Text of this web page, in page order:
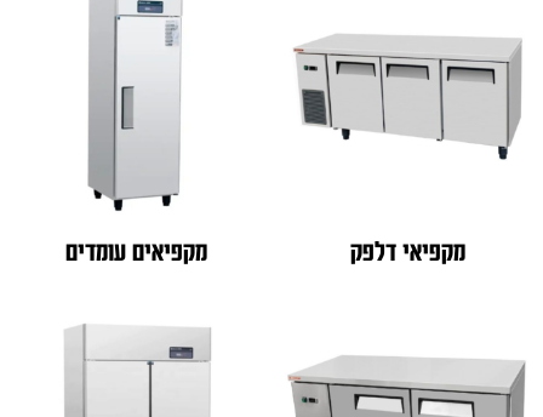
מקפיאי דלפק מקפיאים עומדים